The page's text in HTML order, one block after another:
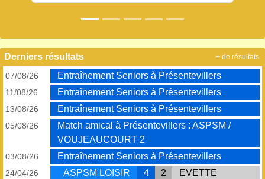
Derniers résultats
07/08/26 Entraînement Seniors à Présentevillers
11/08/26 Entraînement Seniors à Présentevillers
13/08/26 Entraînement Seniors à Présentevillers
05/08/26
Match amical à Présentevillers : ASPSM /
VOUJEAUCOURT 2
03/08/26 Entraînement Seniors à Présentevillers
24/04/26 ASPSM LOISIR 4 2
EVETTE
+ de résultats